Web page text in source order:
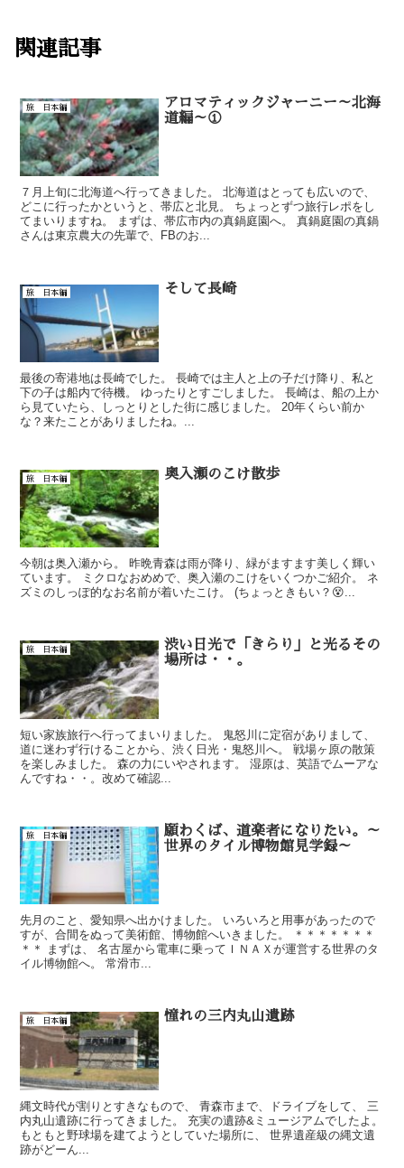
関連記事
旅 日本編
アロマティックジャーニー～北海
道編～①
７月上旬に北海道へ行ってきました。 北海道はとっても広いので、
どこに行ったかというと、帯広と北見。 ちょっとずつ旅行レポをし
てまいりますね。 まずは、帯広市内の真鍋庭園へ。 真鍋庭園の真鍋
さんは東京農大の先輩で、FBのお...
旅 日本編 そして長崎
最後の寄港地は長崎でした。 長崎では主人と上の子だけ降り、私と
下の子は船内で待機。 ゆったりとすごしました。 長崎は、船の上か
ら見ていたら、しっとりとした街に感じました。 20年くらい前か
な？来たことがありましたね。...
旅 日本編 奥入瀬のこけ散歩
今朝は奥入瀬から。 昨晩青森は雨が降り、緑がますます美しく輝い
ています。 ミクロなおめめで、奥入瀬のこけをいくつかご紹介。 ネ
ズミのしっぽ的なお名前が着いたこけ。 (ちょっときもい？😵...
旅 日本編
渋い日光で「きらり」と光るその
場所は・・。
短い家族旅行へ行ってまいりました。 鬼怒川に定宿がありまして、
道に迷わず行けることから、渋く日光・鬼怒川へ。 戦場ヶ原の散策
を楽しみました。 森の力にいやされます。 湿原は、英語でムーアな
んですね・・。改めて確認...
旅 日本編
願わくば、道楽者になりたい。～
世界のタイル博物館見学録～
先月のこと、愛知県へ出かけました。 いろいろと用事があったので
すが、合間をぬって美術館、博物館へいきました。 ＊＊＊＊＊＊＊
＊＊ まずは、 名古屋から電車に乗ってＩＮＡＸが運営する世界のタ
イル博物館へ。 常滑市...
旅 日本編 憧れの三内丸山遺跡
縄文時代が割りとすきなもので、 青森市まで、ドライブをして、 三
内丸山遺跡に行ってきました。 充実の遺跡&ミュージアムでしたよ。
もともと野球場を建てようとしていた場所に、 世界遺産級の縄文遺
跡がどーん...